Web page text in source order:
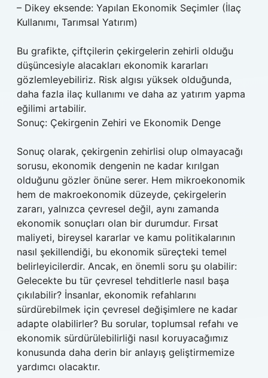
– Dikey eksende: Yapılan Ekonomik Seçimler (İlaç
Kullanımı, Tarımsal Yatırım)
Bu grafikte, çiftçilerin çekirgelerin zehirli olduğu
düşüncesiyle alacakları ekonomik kararları
gözlemleyebiliriz. Risk algısı yüksek olduğunda,
daha fazla ilaç kullanımı ve daha az yatırım yapma
eğilimi artabilir.
Sonuç: Çekirgenin Zehiri ve Ekonomik Denge
Sonuç olarak, çekirgenin zehirlisi olup olmayacağı
sorusu, ekonomik dengenin ne kadar kırılgan
olduğunu gözler önüne serer. Hem mikroekonomik
hem de makroekonomik düzeyde, çekirgelerin
zararı, yalnızca çevresel değil, aynı zamanda
ekonomik sonuçları olan bir durumdur. Fırsat
maliyeti, bireysel kararlar ve kamu politikalarının
nasıl şekillendiği, bu ekonomik süreçteki temel
belirleyicilerdir. Ancak, en önemli soru şu olabilir:
Gelecekte bu tür çevresel tehditlerle nasıl başa
çıkılabilir? İnsanlar, ekonomik refahlarını
sürdürebilmek için çevresel değişimlere ne kadar
adapte olabilirler? Bu sorular, toplumsal refahı ve
ekonomik sürdürülebilirliği nasıl koruyacağımız
konusunda daha derin bir anlayış geliştirmemize
yardımcı olacaktır.